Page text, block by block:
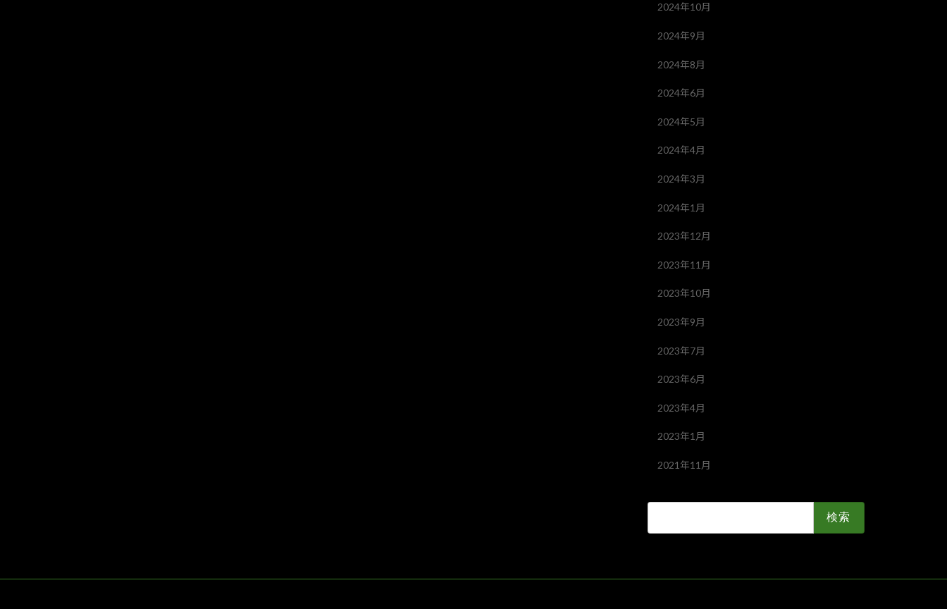
2024年10月
2024年9月
2024年8月
2024年6月
2024年5月
2024年4月
2024年3月
2024年1月
2023年12月
2023年11月
2023年10月
2023年9月
2023年7月
2023年6月
2023年4月
2023年1月
2021年11月